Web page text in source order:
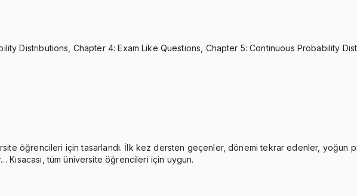
Distributions, Chapter 4: Exam Like Questions, Chapter 5: Continuous Probability
öğrencileri için tasarlandı. İlk kez dersten geçenler, dönemi tekrar edenler, yoğun
tüm üniversite öğrencileri için uygun.